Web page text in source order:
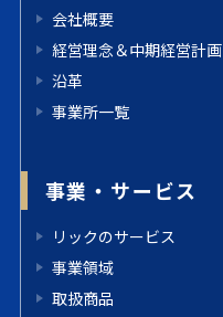
会社概要
経営理念＆中期経営計画
沿革
事業所一覧
事業・サービス
リックのサービス
事業領域
取扱商品